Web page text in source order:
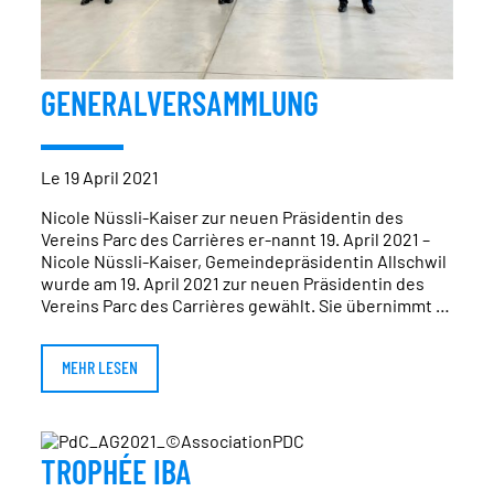
GENERALVERSAMMLUNG
Le 19 April 2021
Nicole Nüssli-Kaiser zur neuen Präsidentin des
Vereins Parc des Carrières er-nannt 19. April 2021 –
Nicole Nüssli-Kaiser, Gemeindepräsidentin Allschwil
wurde am 19. April 2021 zur neuen Präsidentin des
Vereins Parc des Carrières gewählt. Sie übernimmt …
MEHR LESEN
TROPHÉE IBA